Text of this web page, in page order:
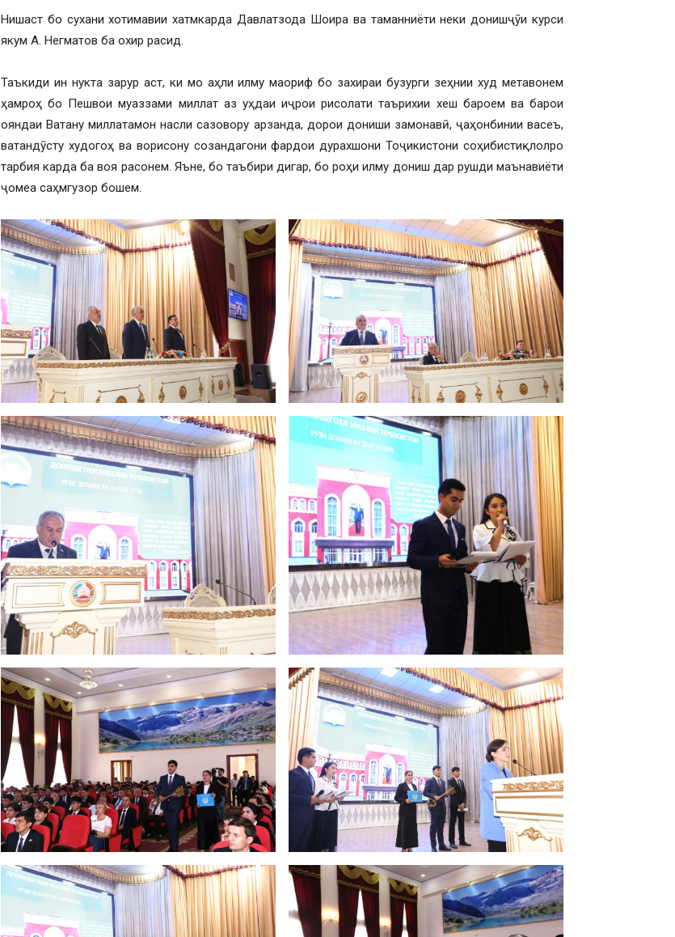
Нишаст бо сухани хотимавии хатмкарда Давлатзода Шоира ва таманниёти неки донишҷӯи курси
якум А. Негматов ба охир расид.
Таъкиди ин нукта зарур аст, ки мо аҳли илму маориф бо захираи бузурги зеҳнии худ метавонем
ҳамроҳ бо Пешвои муаззами миллат аз уҳдаи иҷрои рисолати таърихии хеш бароем ва барои
ояндаи Ватану миллатамон насли сазовору арзанда, дорои дониши замонавӣ, ҷаҳонбинии васеъ,
ватандӯсту худогоҳ ва ворисону созандагони фардои дурахшони Тоҷикистони соҳибистиқлолро
тарбия карда ба воя расонем. Яъне, бо таъбири дигар, бо роҳи илму дониш дар рушди маънавиёти
ҷомеа саҳмгузор бошем.